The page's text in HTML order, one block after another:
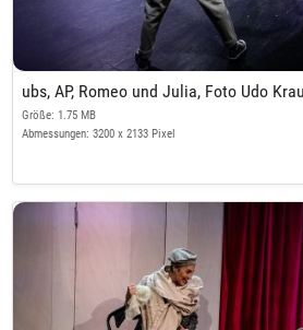
ubs, AP, Romeo und Julia, Foto Udo
Größe: 1.75 MB
Abmessungen: 3200 x 2133 Pixel